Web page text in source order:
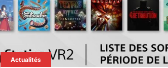
Actualités